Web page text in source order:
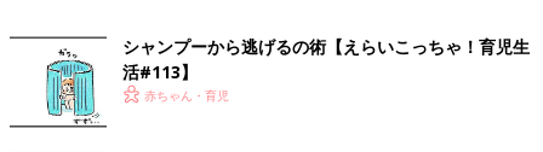
シャンプーから逃げるの術【えらいこっちゃ！育児生
活#113】
赤ちゃん・育児